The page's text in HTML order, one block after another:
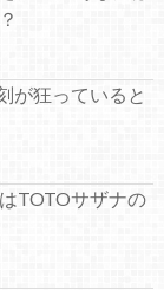
が狂っていると
TOTOサザナの